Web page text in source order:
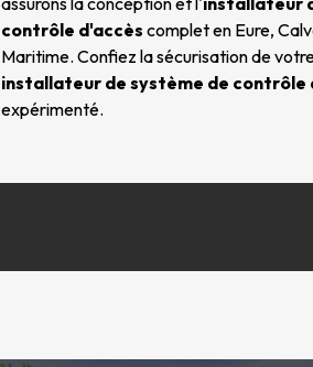
contrôle d'accès complet en Eure,
Maritime. Confiez la sécurisation de
installateur de système de contrôle
expérimenté.